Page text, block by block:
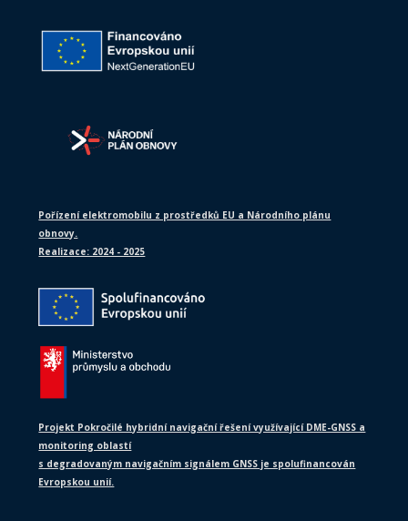
Pořízení elektromobilu z prostředků EU a Národního plánu
obnovy.
Realizace: 2024 - 2025
Projekt Pokročilé hybridní navigační řešení využívající DME-GNSS a
monitoring oblastí
s degradovaným navigačním signálem GNSS je spolufinancován
Evropskou unií.